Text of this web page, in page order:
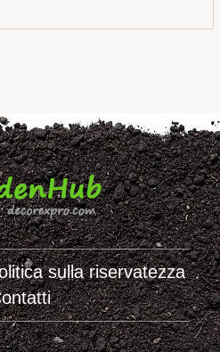
sulla riservatezza